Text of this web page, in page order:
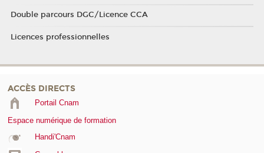
Double parcours DGC/Licence CCA
Licences professionnelles
ACCÈS DIRECTS
Portail Cnam
Espace numérique de formation
Handi'Cnam